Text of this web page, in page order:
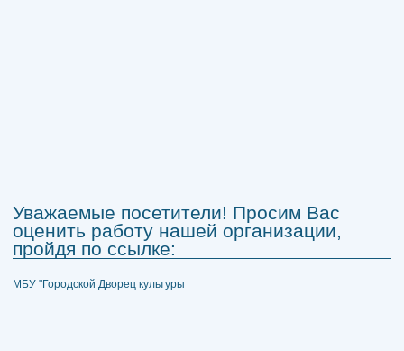
Уважаемые посетители! Просим Вас
оценить работу нашей организации,
пройдя по ссылке:
МБУ "Городской Дворец культуры